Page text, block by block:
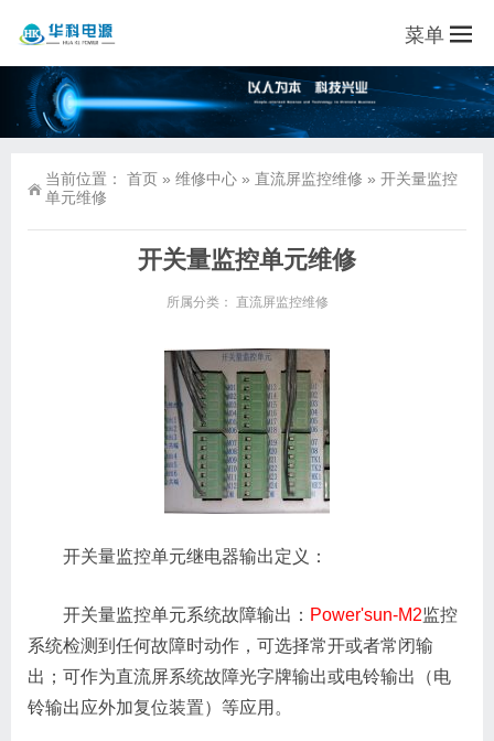
菜单
当前位置： 首页 » 维修中心 » 直流屏监控维修 » 开关量监控
单元维修
开关量监控单元维修
所属分类： 直流屏监控维修
开关量监控单元继电器输出定义：
开关量监控单元系统故障输出： Power'sun-M2监控
系统检测到任何故障时动作，可选择常开或者常闭输
出；可作为直流屏系统故障光字牌输出或电铃输出（电
铃输出应外加复位装置）等应用。